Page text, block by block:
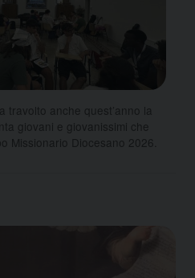
travolto anche quest’anno la
giovani e giovanissimi che
Missionario Diocesano 2026.